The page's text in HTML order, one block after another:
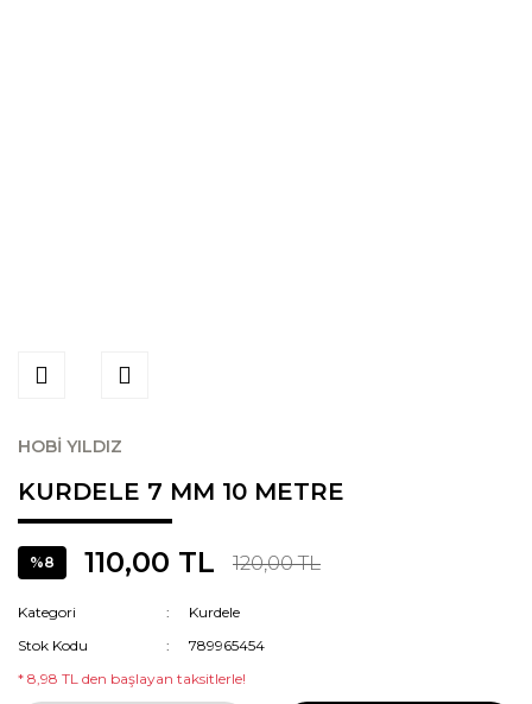
HOBİ YILDIZ
KURDELE 7 MM 10 METRE
%8 110,00 TL 120,00 TL
Kategori
Kurdele
Stok Kodu
789965454
* 8,98 TL den başlayan taksitlerle!